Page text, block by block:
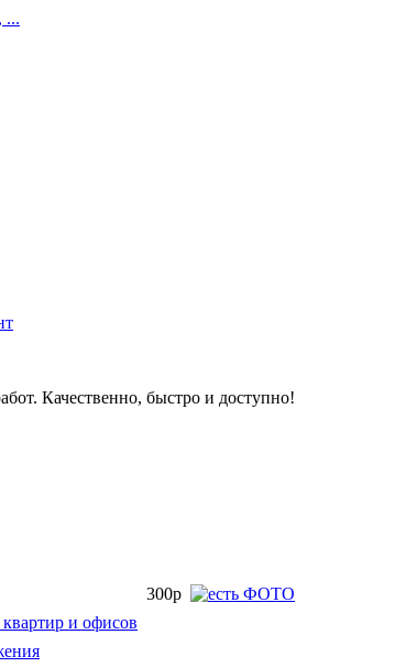
...
Качественно, быстро и доступно!
300р
и офисов